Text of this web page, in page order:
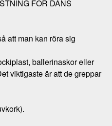
FÖR DANS
att man kan röra sig
ballerinaskor eller
viktigaste är att de greppar